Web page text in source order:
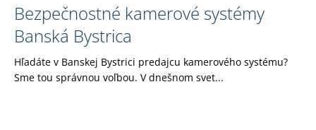
Bezpečnostné kamerové systémy
Banská Bystrica
Hľadáte v Banskej Bystrici predajcu kamerového systému?
Sme tou správnou voľbou. V dnešnom svet...